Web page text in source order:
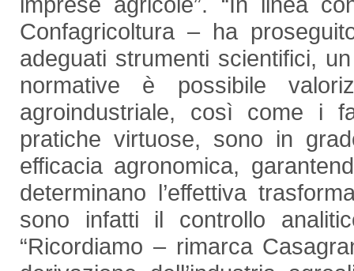
Confagricoltura – ha
adeguati strumenti scientifici,
normative è possibile
agroindustriale, così come i
pratiche virtuose, sono in
efficacia agronomica,
determinano l’effettiva
sono infatti il controllo
“Ricordiamo – rimarca